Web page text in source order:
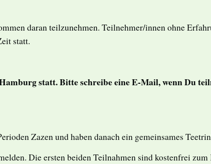
daran teilzunehmen. Teilnehmer/innen ohne
statt.
statt. Bitte schreibe eine E-Mail, wenn Du
Zazen und haben danach ein gemeinsames
Die ersten beiden Teilnahmen sind kostenfrei